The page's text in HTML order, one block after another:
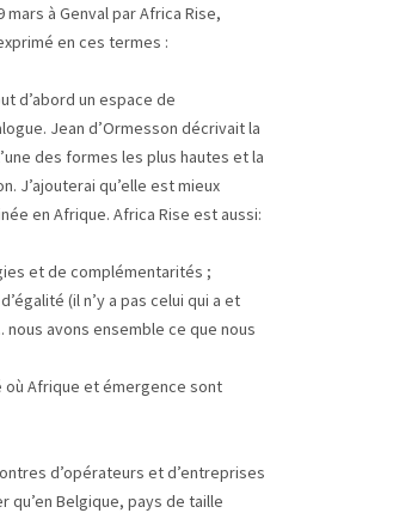
mars à Genval par Africa Rise,
en ces termes :
d’abord un espace de
Jean d’Ormesson décrivait la
des formes les plus hautes et la
J’ajouterai qu’elle est mieux
en Afrique. Africa Rise est aussi:
et de complémentarités ;
(il n’y a pas celui qui a et
avons ensemble ce que nous
où Afrique et émergence sont
d’opérateurs et d’entreprises
qu’en Belgique, pays de taille